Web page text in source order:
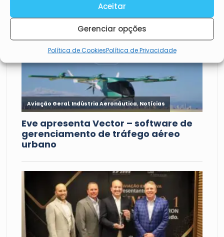
Aceitar
Gerenciar opções
Política de CookiesPolítica de Privacidade